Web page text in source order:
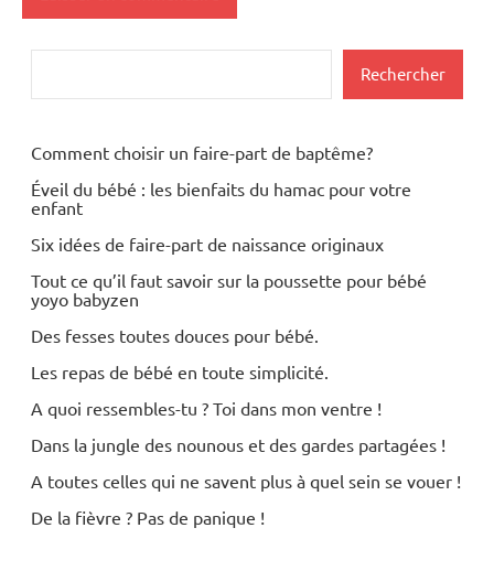
Rechercher
Comment choisir un faire-part de baptême?
Éveil du bébé : les bienfaits du hamac pour votre
enfant
Six idées de faire-part de naissance originaux
Tout ce qu’il faut savoir sur la poussette pour bébé
yoyo babyzen
Des fesses toutes douces pour bébé.
Les repas de bébé en toute simplicité.
A quoi ressembles-tu ? Toi dans mon ventre !
Dans la jungle des nounous et des gardes partagées !
A toutes celles qui ne savent plus à quel sein se vouer !
De la fièvre ? Pas de panique !